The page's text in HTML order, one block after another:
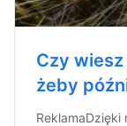
Czy
żeby